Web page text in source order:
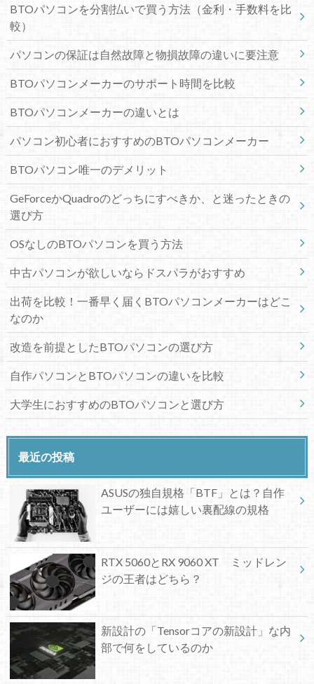
BTOパソコンを分割払いで買う方法（金利・手数料を比
較）
パソコンの保証は自然故障と物損故障の違いに要注意
BTOパソコンメーカーのサポート時間を比較
BTOパソコンメーカーの違いとは
パソコン初心者におすすめのBTOパソコンメーカー
BTOパソコン唯一のデメリット
GeForceかQuadroのどっちにすべきか、と迷ったときの
選び方
OSなしのBTOパソコンを買う方法
中古パソコンが欲しいならドスパラがおすすめ
出荷を比較！一番早く届くBTOパソコンメーカーはどこ
なのか
改造を前提としたBTOパソコンの選び方
自作パソコンとBTOパソコンの違いを比較
大学生におすすめのBTOパソコンと選び方
最近の投稿
ASUSの独自規格「BTF」とは？自作
ユーザーには嬉しい裏配線の規格
RTX 5060とRX 9060 XT ミッドレン
ジの王者はどちら？
新設計の「Tensorコアの新設計」な内
部で何をしているのか